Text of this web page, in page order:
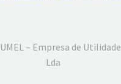
– Empresa de
Lda